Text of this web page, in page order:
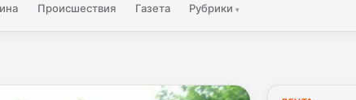
Происшествия Газета Рубрики▾